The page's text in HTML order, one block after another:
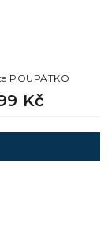
POUPÁTKO
Kč